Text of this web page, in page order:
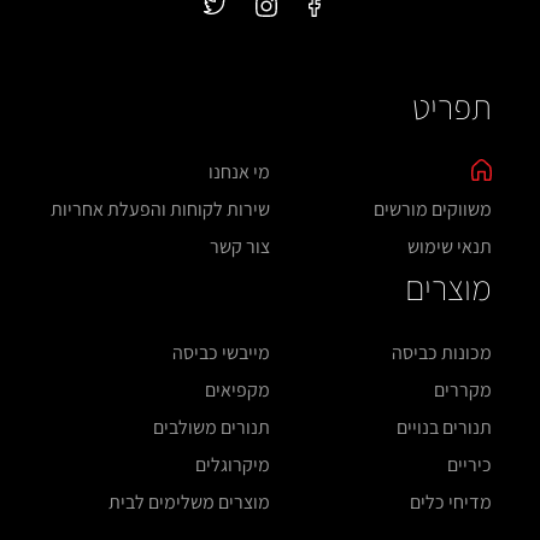
תפריט
מי אנחנו
משווקים מורשים
שירות לקוחות והפעלת אחריות
תנאי שימוש
צור קשר
מוצרים
מכונות כביסה
מייבשי כביסה
מקררים
מקפיאים
תנורים בנויים
תנורים משולבים
כיריים
מיקרוגלים
מדיחי כלים
מוצרים משלימים לבית